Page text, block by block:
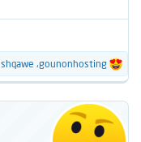
ا
ل
ا
gounonhosting، shqawe